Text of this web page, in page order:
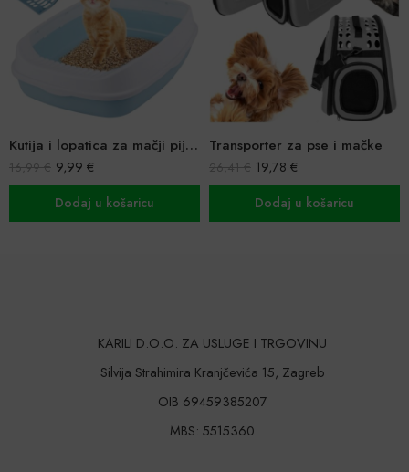
Kutija i lopatica za mačji pijesak
16,99€ 9,99 €
Dodaj u košaricu
Transporter za pse i mačke
26,41€ 19,78 €
Dodaj u košaricu
KARILI D.O.O. ZA USLUGE I TRGOVINU
Silvija Strahimira Kranjčevića 15, Zagreb
OIB 69459385207
MBS: 5515360